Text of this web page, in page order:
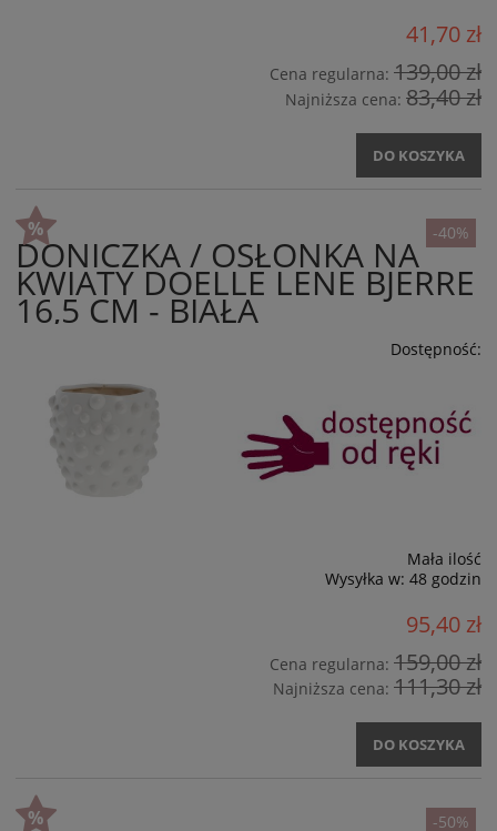
41,70 zł
Cena regularna: 139,00 zł
Najniższa cena: 83,40 zł
DO KOSZYKA
DONICZKA / OSŁONKA NA
KWIATY DOELLE LENE BJERRE
16,5 CM - BIAŁA
Dostępność:
Mała ilość
Wysyłka w: 48 godzin
95,40 zł
Cena regularna: 159,00 zł
Najniższa cena: 111,30 zł
DO KOSZYKA
-40%
-50%